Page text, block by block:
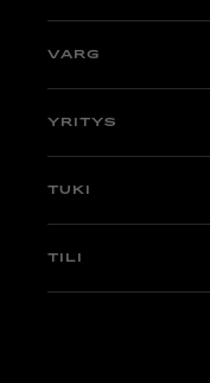
VARG
VARG EX
Factory Edition
Pyöriä varastossa
YRITYS
Tietoa meistä
TUKI
Tuki
TILI